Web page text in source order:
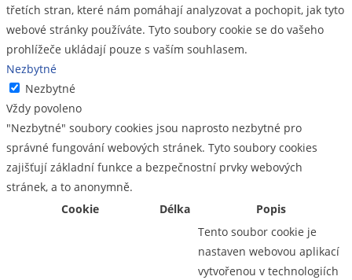
třetích stran, které nám pomáhají analyzovat a pochopit, jak tyto
webové stránky používáte. Tyto soubory cookie se do vašeho
prohlížeče ukládají pouze s vaším souhlasem.
Nezbytné
Nezbytné
Vždy povoleno
"Nezbytné" soubory cookies jsou naprosto nezbytné pro
správné fungování webových stránek. Tyto soubory cookies
zajišťují základní funkce a bezpečnostní prvky webových
stránek, a to anonymně.
Cookie
Délka Popis
Tento soubor cookie je
nastaven webovou aplikací
vytvořenou v technologiích